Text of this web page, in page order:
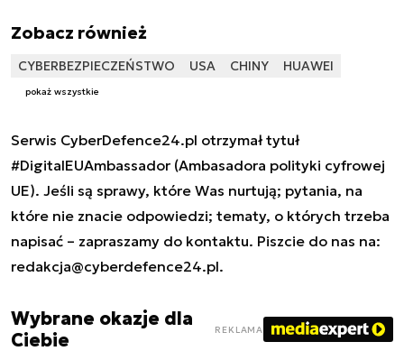
Zobacz również
CYBERBEZPIECZEŃSTWO USA CHINY HUAWEI
pokaż wszystkie
Serwis CyberDefence24.pl otrzymał tytuł
#DigitalEUAmbassador (Ambasadora polityki cyfrowej
UE). Jeśli są sprawy, które Was nurtują; pytania, na
które nie znacie odpowiedzi; tematy, o których trzeba
napisać – zapraszamy do kontaktu. Piszcie do nas na:
redakcja@cyberdefence24.pl.
Wybrane okazje dla
Ciebie
REKLAMA